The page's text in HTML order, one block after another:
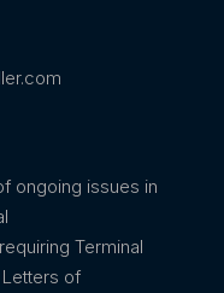
ongoing issues in
Terminal
of